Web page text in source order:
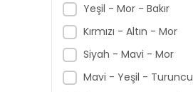
Yeşil - Mor - Bakır
Kırmızı - Altın - Mor
Siyah - Mavi - Mor
Mavi - Yeşil - Turuncu